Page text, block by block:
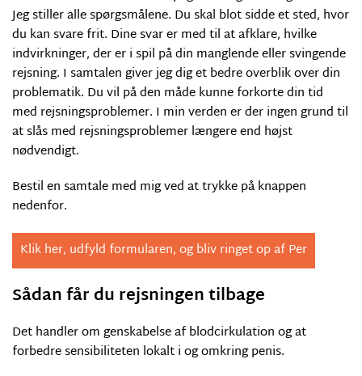
Jeg stiller alle spørgsmålene. Du skal blot sidde et sted, hvor
du kan svare frit. Dine svar er med til at afklare, hvilke
indvirkninger, der er i spil på din manglende eller svingende
rejsning. I samtalen giver jeg dig et bedre overblik over din
problematik. Du vil på den måde kunne forkorte din tid
med rejsningsproblemer. I min verden er der ingen grund til
at slås med rejsningsproblemer længere end højst
nødvendigt.
Bestil en samtale med mig ved at trykke på knappen
nedenfor.
Klik her, udfyld formularen, og bliv ringet op af Per
Sådan får du rejsningen tilbage
Det handler om genskabelse af blodcirkulation og at
forbedre sensibiliteten lokalt i og omkring penis.